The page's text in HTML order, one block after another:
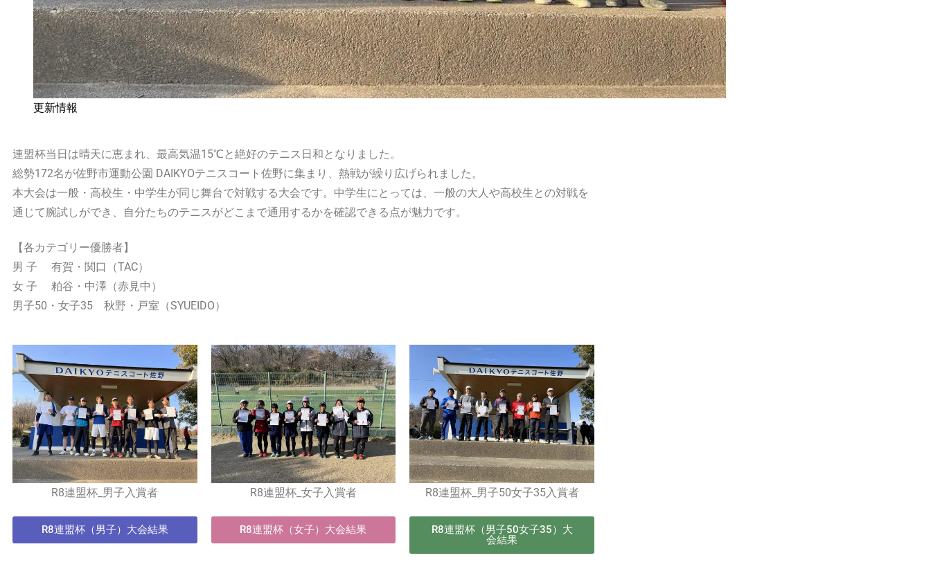
更新情報
連盟杯当日は晴天に恵まれ、最高気温15℃と絶好のテニス日和となりました。
総勢172名が佐野市運動公園 DAIKYOテニスコート佐野に集まり、熱戦が繰り広げられました。
本大会は一般・高校生・中学生が同じ舞台で対戦する大会です。中学生にとっては、一般の大人や高校生との対戦を
通じて腕試しができ、自分たちのテニスがどこまで通用するかを確認できる点が魅力です。
【各カテゴリー優勝者】
男 子 有賀・関口（TAC）
女 子 粕谷・中澤（赤見中）
男子50・女子35 秋野・戸室（SYUEIDO）
R8連盟杯_男子入賞者
R8連盟杯（男子）大会結果
R8連盟杯_女子入賞者
R8連盟杯（女子）大会結果
R8連盟杯_男子50女子35入賞者
R8連盟杯（男子50女子35）大
会結果